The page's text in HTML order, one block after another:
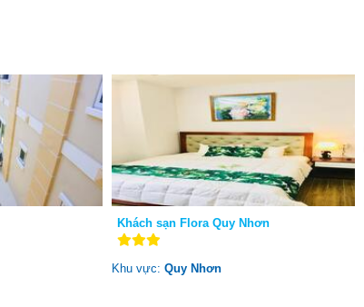
Khách sạn Flora Quy Nhơn
Khu vực: Quy Nhơn